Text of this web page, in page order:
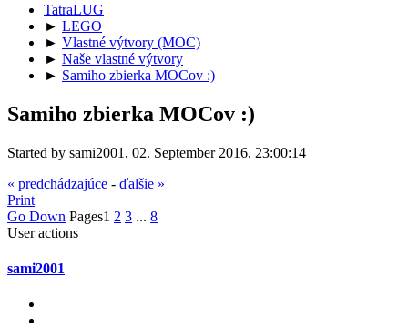
TatraLUG
► LEGO
► Vlastné výtvory (MOC)
► Naše vlastné výtvory
► Samiho zbierka MOCov :)
Samiho zbierka MOCov :)
Started by sami2001, 02. September 2016, 23:00:14
« predchádzajúce - ďalšie »
Print
Go Down Pages1 2 3 ... 8
User actions
sami2001